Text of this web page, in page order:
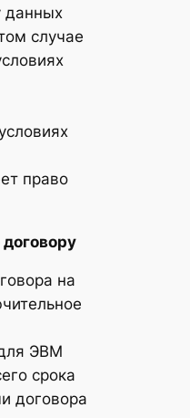
данных
случае
право
на
ЭВМ
срока
договора